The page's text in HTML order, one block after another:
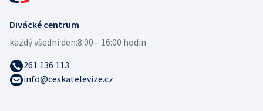
Divácké centrum
každý všední den:8:00—16:00 hodin
261 136 113
info@ceskatelevize.cz